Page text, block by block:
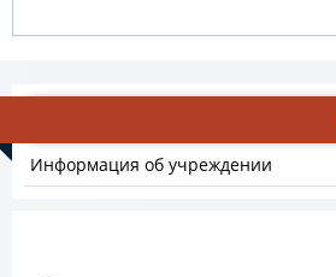
Информация об учреждении